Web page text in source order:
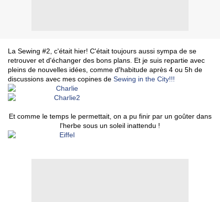
La Sewing #2, c'était hier! C'était toujours aussi sympa de se
retrouver et d'échanger des bons plans. Et je suis repartie avec
pleins de nouvelles idées, comme d'habitude après 4 ou 5h de
discussions avec mes copines de Sewing in the City!!!
Et comme le temps le permettait, on a pu finir par un goûter dans
l'herbe sous un soleil inattendu !